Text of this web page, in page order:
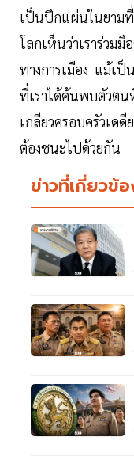
เป็นปึกแผ่นในยามที่
โลกเห็นว่าเราร่วม
ทางการเมือง แม้เป็
ที่เราได้ค้นพบตัวตน
เกลียวครอบครัวเด
ต้องชนะไปด้วยกัน
ข่าวที่เกี่ยวข้